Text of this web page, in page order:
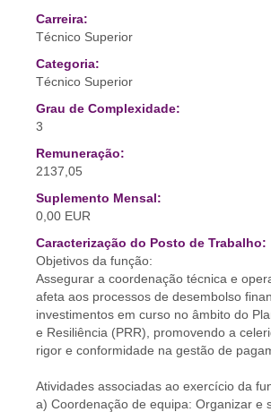
Carreira:
Técnico Superior
Categoria:
Técnico Superior
Grau de Complexidade:
3
Remuneração:
2137,05
Suplemento Mensal:
0,00 EUR
Caracterização do Posto de Trabalho:
Objetivos da função:
Assegurar a coordenação técnica e
afeta aos processos de desembolso
investimentos em curso no âmbito do
e Resiliência (PRR), promovendo a
rigor e conformidade na gestão de
Atividades associadas ao exercício da
a) Coordenação de equipa: Organizar e